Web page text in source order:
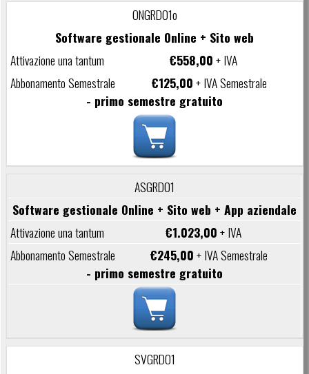
ONGRD01o
Software gestionale Online + Sito web
€558,00+ IVA
€125,00+ IVA Semestrale
- primo semestre gratuito
ASGRD01
Software gestionale Online + Sito web + App aziendale
€1.023,00+ IVA
€245,00+ IVA Semestrale
- primo semestre gratuito
SVGRD01